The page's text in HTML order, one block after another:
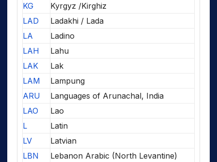
KG
Kyrgyz /Kirghiz
LAD
Ladakhi / Lada
LA
Ladino
LAH
Lahu
LAK
Lak
LAM
Lampung
ARU
Languages of Arunachal, India
LAO
Lao
L
Latin
LV
Latvian
LBN
Lebanon Arabic (North Levantine)